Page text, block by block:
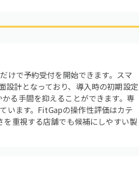
けで予約受付を開始できます。スマ
設計となっており、導入時の初期設定
る手間を抑えることができます。専
います。FitGapの操作性評価はカテ
重視する店舗でも候補にしやすい製